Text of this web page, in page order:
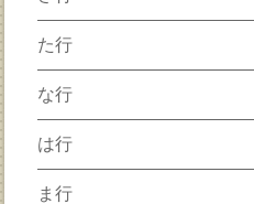
た行
な行
は行
ま行